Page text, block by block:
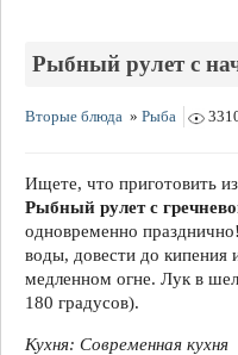
Рыбный рулет с
Вторые блюда » Рыба
Ищете, что приготовить из
Рыбный рулет с
одновременно
воды, довести до
медленном огне. Лук в
180 градусов).
Кухня: Современная кухня